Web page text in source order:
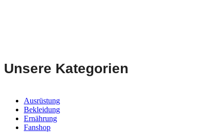
Unsere Kategorien
Ausrüstung
Bekleidung
Ernährung
Fanshop